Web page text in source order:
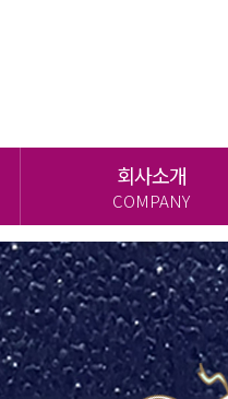
회사소개
COMPANY